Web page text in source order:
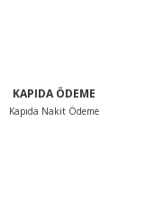
KAPIDA ÖDEME
Kapıda Nakit Ödeme